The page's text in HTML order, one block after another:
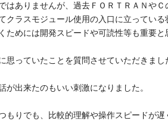
はありませんが、過去ＦＯＲＴＲＡＮやＣ
クラスモジュール使用の入口に立っている
ためには開発スピードや可読性等も重要と
思っていたことを質問させていただきまし
が出来たのもいい刺激になりました。
もりでも、比較的理解や操作スピードが遅